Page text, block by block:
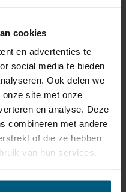
cookies
en advertenties te
social media te bieden
Ook delen we
site met onze
en analyse. Deze
combineren met andere
of die ze hebben
van hun services.
van reden te
goed verpakt is.
zijn of is de verpakking
kunnen we deze
aan u